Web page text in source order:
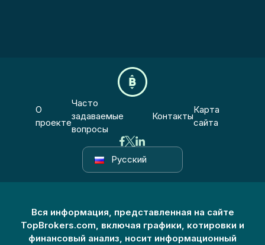
О
проекте
Часто
задаваемые
вопросы
Контакты
Карта
сайта
Русский
Вся информация, представленная на сайте
TopBrokers.com, включая графики, котировки и
финансовый анализ, носит информационный